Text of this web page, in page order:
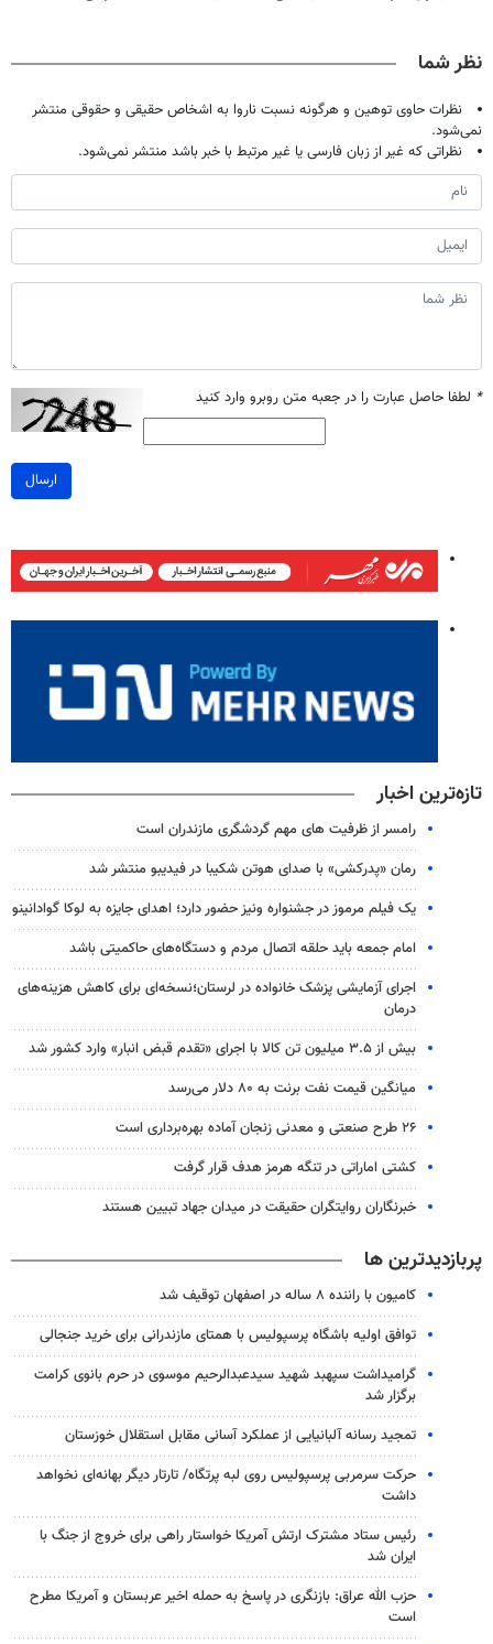
نظر شما
نظرات حاوی توهین و هرگونه نسبت ناروا به اشخاص حقیقی و حقوقی منتشر
نمی‌شود.
نظراتی که غیر از زبان فارسی یا غیر مرتبط با خبر باشد منتشر نمی‌شود.
* لطفا حاصل عبارت را در جعبه متن روبرو وارد کنید
ارسال
تازه‌ترین اخبار
رامسر از ظرفیت های مهم گردشگری مازندران است
رمان «پدرکشی» با صدای هوتن شکیبا در فیدیبو منتشر شد
یک فیلم مرموز در جشنواره ونیز حضور دارد؛ اهدای جایزه به لوکا گوادانینو
امام جمعه باید حلقه اتصال مردم و دستگاه‌های حاکمیتی باشد
اجرای آزمایشی پزشک خانواده در لرستان؛نسخه‌ای برای کاهش هزینه‌های
درمان
بیش از ۳.۵ میلیون تن کالا با اجرای «تقدم قبض انبار» وارد کشور شد
میانگین قیمت نفت برنت به ۸۰ دلار می‌رسد
۲۶ طرح صنعتی و معدنی زنجان آماده بهره‌برداری است
کشتی اماراتی در تنگه هرمز هدف قرار گرفت
خبرنگاران روایتگران حقیقت در میدان جهاد تبیین هستند
پربازدیدترین ها
کامیون با راننده ۸ ساله در اصفهان توقیف شد
توافق اولیه باشگاه پرسپولیس با همتای مازندرانی برای خرید جنجالی
گرامیداشت سپهبد شهید سیدعبدالرحیم موسوی در حرم بانوی کرامت
برگزار شد
تمجید رسانه آلبانیایی از عملکرد آسانی مقابل استقلال خوزستان
حرکت سرمربی پرسپولیس روی لبه پرتگاه/ تارتار دیگر بهانه‌ای نخواهد
داشت
رئیس ستاد مشترک ارتش آمریکا خواستار راهی برای خروج از جنگ با
ایران شد
حزب الله عراق: بازنگری در پاسخ به حمله اخیر عربستان و آمریکا مطرح
است